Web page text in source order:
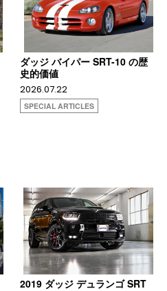
ダッジ バイパー SRT-10 の歴
史的価値
2026.07.22
SPECIAL ARTICLES
2019 ダッジ デュランゴ SRT